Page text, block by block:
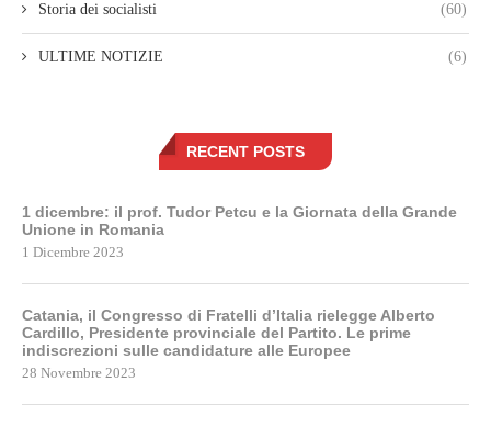
Storia dei socialisti (60)
ULTIME NOTIZIE (6)
RECENT POSTS
1 dicembre: il prof. Tudor Petcu e la Giornata della Grande
Unione in Romania
1 Dicembre 2023
Catania, il Congresso di Fratelli d’Italia rielegge Alberto
Cardillo, Presidente provinciale del Partito. Le prime
indiscrezioni sulle candidature alle Europee
28 Novembre 2023